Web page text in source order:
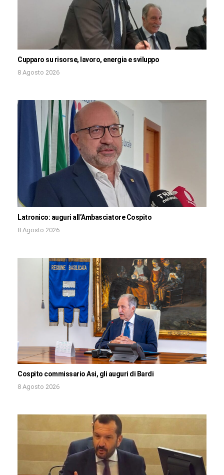
Cupparo su risorse, lavoro, energia e sviluppo
8 Agosto 2026
Latronico: auguri all’Ambasciatore Cospito
8 Agosto 2026
Cospito commissario Asi, gli auguri di Bardi
8 Agosto 2026